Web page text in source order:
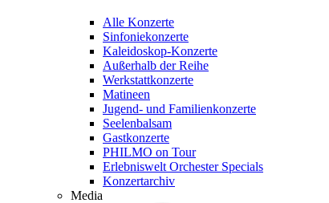
Alle Konzerte
Sinfoniekonzerte
Kaleidoskop-Konzerte
Außerhalb der Reihe
Werkstattkonzerte
Matineen
Jugend- und Familienkonzerte
Seelenbalsam
Gastkonzerte
PHILMO on Tour
Erlebniswelt Orchester Specials
Konzertarchiv
Media